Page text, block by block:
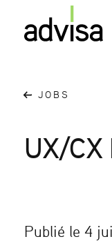
JOBS
UX/CX
Publié le 4